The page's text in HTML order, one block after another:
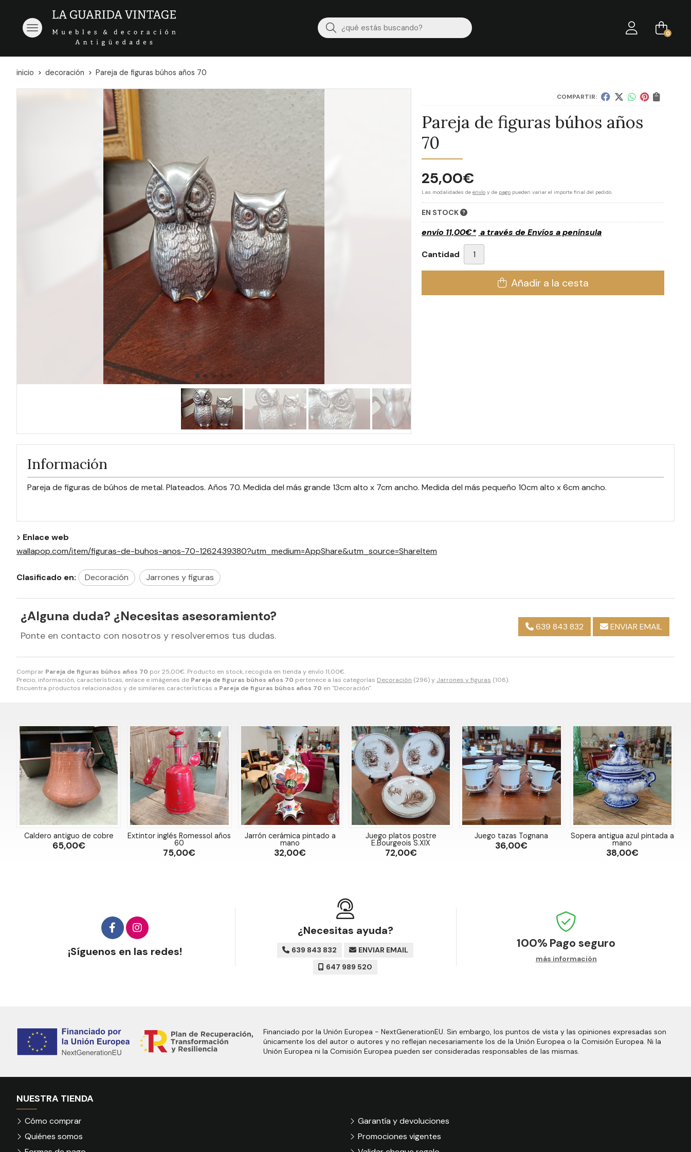
Buscar 0
inicio decoración Pareja de figuras búhos años 70
COMPARTIR:
Pareja de figuras búhos años
70
25,00€
Las modalidades de envío y de pago pueden variar el importe final del pedido.
EN STOCK
envío 11,00€* a través de Envíos a península
Cantidad
Añadir a la cesta
Comprar Pareja de figuras búhos años 70 por25,00€. Producto en stock, recogida en tienda y envío 11,00€.
Precio, información, características, enlace e imágenes de Pareja de figuras búhos años 70 pertenece a las categorías Decoración (296) y Jarrones y figuras (108).
Encuentra productos relacionados y de similares características a Pareja de figuras búhos años 70 en "Decoración".
Información
Pareja de figuras de búhos de metal. Plateados. Años 70. Medida del más grande 13cm alto x 7cm ancho. Medida del más pequeño 10cm alto x 6cm ancho.
Enlace web
wallapop.com/item/figuras-de-buhos-anos-70-1262439380?utm_medium=AppShare&utm_source=ShareItem
Clasificado en: Decoración Jarrones y figuras
¿Alguna duda? ¿Necesitas asesoramiento?
Ponte en contacto con nosotros y resolveremos tus dudas.
639 843 832 ENVIAR EMAIL
Caldero antiguo de cobre
65,00€
Extintor inglés Romessol años
60
75,00€
Jarrón cerámica pintado a
mano
32,00€
Juego platos postre
E.Bourgeois S.XIX
72,00€
Juego tazas Tognana
36,00€
Sopera antigua azul pintada a
mano
38,00€
¡Síguenos en las redes!
¿Necesitas ayuda?
639 843 832
ENVIAR EMAIL
647 989 520
100% Pago seguro
más información
Financiado por la Unión Europea - NextGenerationEU. Sin embargo, los puntos de vista y las opiniones expresadas son
únicamente los del autor o autores y no reflejan necesariamente los de la Unión Europea o la Comisión Europea. Ni la
Unión Europea ni la Comisión Europea pueden ser consideradas responsables de las mismas.
NUESTRA TIENDA
Cómo comprar
Quiénes somos
Garantía y devoluciones
Promociones vigentes